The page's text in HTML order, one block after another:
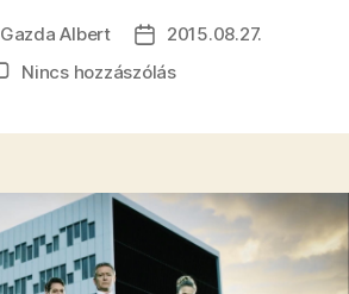
Gazda Albert
Bejegyzés
dátuma
2015.08.27.
Nincs hozzászólása(z)
hogy
kénytelen
volt
megtámadni